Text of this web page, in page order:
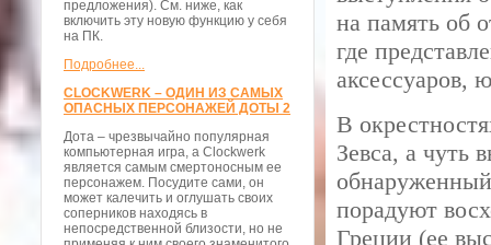
предложения). См. ниже, как
включить эту новую функцию у себя
на ПК.
Подробнее...
CLOCKWERK – ОДИН ИЗ САМЫХ
ОПАСНЫХ ПЕРСОНАЖЕЙ ДОТЫ 2
Дота – чрезвычайно популярная
компьютерная игра, а Clockwerk
является самым смертоносным ее
персонажем. Посудите сами, он
может калечить и оглушать своих
соперников находясь в
непосредственной близости, но не
на память об
где
аксессуаров,
В
Зевса, а
порадуют
Греции (ее